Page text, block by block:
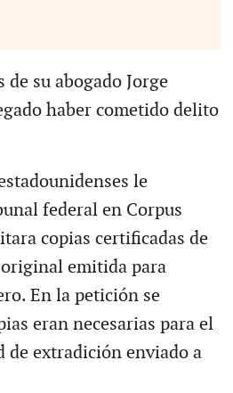
su abogado Jorge
haber cometido delito
le
federal en Corpus
copias certificadas de
emitida para
En la petición se
eran necesarias para el
de extradición enviado a